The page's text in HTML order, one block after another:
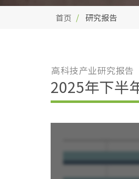
首页 研究报告
2025年下半
高科技产业研究报告